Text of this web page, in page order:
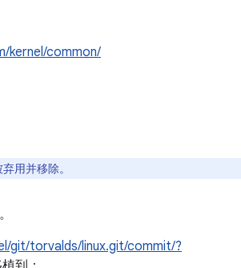
kernel/common/
用并移除。
git/torvalds/linux.git/commit/?